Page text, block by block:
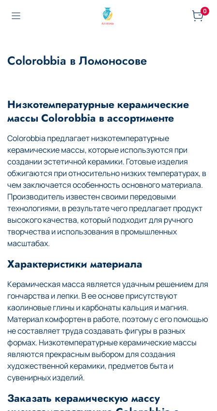
0
Colorobbia в Ломоносове
Низкотемпературные керамические
массы Colorobbia в ассортименте
Colorobbia предлагает низкотемпературные
керамические массы, которые используются при
создании эстетичной керамики. Готовые изделия
обжигаются при относительно низких температурах, в
чем заключается особенность основного материала.
Производитель известен своими передовыми
технологиями, в результате чего предлагает продукт
высокого качества, который подходит для ручного
творчества и использования в промышленных
масштабах.
Характеристики материала
Керамическая масса является удачным решением для
гончарства и лепки. В ее основе присутствуют
каолиновые глины и карбонаты кальция и магния.
Материал комфортен в работе, поэтому с его помощью
не составляет труда создавать фигуры в разных
формах. Низкотемпературные керамические массы
являются прекрасным выбором для создания
художественной керамики, предметов быта и
сувенирных изделий.
Заказать керамическую массу